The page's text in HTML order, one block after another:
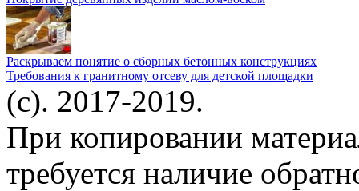
Раскрываем понятие о сборных бетонных конструкциях
Требования к гранитному отсеву для детской площадки
(c). 2017-2019.
При копировании
требуется наличие